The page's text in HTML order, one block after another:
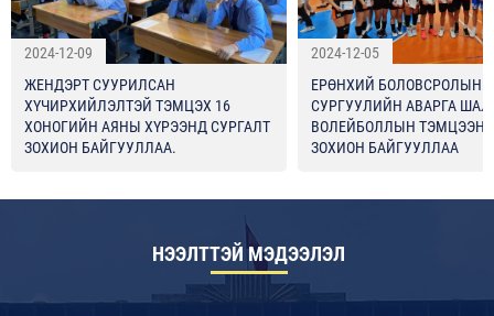
2024-12-09
ЖЕНДЭРТ СУУРИЛСАН
ХҮЧИРХИЙЛЭЛТЭЙ ТЭМЦЭХ 16
ХОНОГИЙН АЯНЫ ХҮРЭЭНД СУРГАЛТ
ЗОХИОН БАЙГУУЛЛАА.
2024-12-05
ЕРӨНХИЙ БОЛОВСРОЛЫН
СУРГУУЛИЙН АВАРГА
ВОЛЕЙБОЛЛЫН
ЗОХИОН БАЙГУУЛЛАА
НЭЭЛТТЭЙ МЭДЭЭЛЭЛ